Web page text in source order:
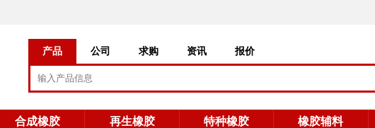
产品 公司 求购 资讯 报价
合成橡胶 再生橡胶 特种橡胶 橡胶辅料